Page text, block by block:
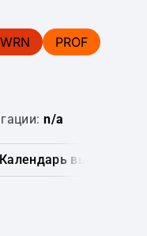
WRN PROF
n/a
Календарь выплат